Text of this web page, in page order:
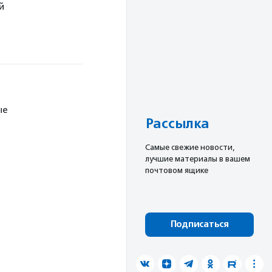
Рассылка
Cамые свежие новости,
лучшие материалы в вашем
почтовом ящике
Подписаться